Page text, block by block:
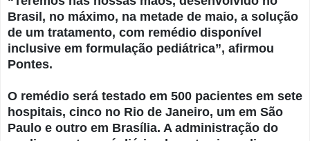
Brasil, no máximo, na metade de maio, a solução
de um tratamento, com remédio disponível
inclusive em formulação pediátrica”, afirmou
Pontes.
O remédio será testado em 500 pacientes em sete
hospitais, cinco no Rio de Janeiro, um em São
Paulo e outro em Brasília. A administração do